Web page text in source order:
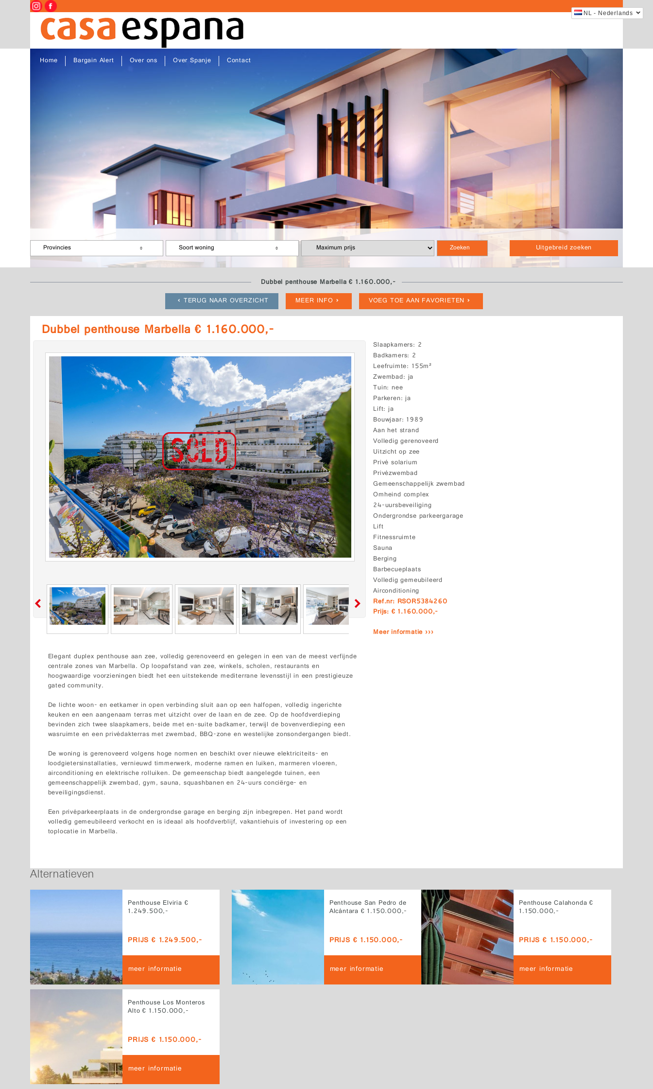
NL - Nederlands
Home Bargain Alert Over ons Over Spanje Contact
Uitgebreid zoeken
Provincies Soort woning
Dubbel penthouse Marbella € 1.160.000,-
TERUG NAAR OVERZICHT
MEER INFO VOEG TOE AAN FAVORIETEN
Dubbel penthouse Marbella € 1.160.000,-
Slaapkamers 2
Badkamers 2
Leefruimte 155m²
Zwembad ja
Tuin nee
Parkeren ja
Lift ja
Bouwjaar 1989
Aan het strand
Volledig gerenoveerd
Uitzicht op zee
Privé solarium
Privézwembad
Gemeenschappelijk zwembad
Omheind complex
24-uursbeveiliging
Ondergrondse parkeergarage
Lift
Fitnessruimte
Sauna
Berging
Barbecueplaats
Volledig gemeubileerd
Airconditioning
Ref.nr: RSOR5384260
Prijs: € 1.160.000,-
Meer informatie ›››
Elegant duplex penthouse aan zee, volledig gerenoveerd en gelegen in een van de meest verfijnde
centrale zones van Marbella. Op loopafstand van zee, winkels, scholen, restaurants en
hoogwaardige voorzieningen biedt het een uitstekende mediterrane levensstijl in een prestigieuze
gated community.
De lichte woon- en eetkamer in open verbinding sluit aan op een halfopen, volledig ingerichte
keuken en een aangenaam terras met uitzicht over de laan en de zee. Op de hoofdverdieping
bevinden zich twee slaapkamers, beide met en-suite badkamer, terwijl de bovenverdieping een
wasruimte en een privédakterras met zwembad, BBQ-zone en westelijke zonsondergangen biedt.
De woning is gerenoveerd volgens hoge normen en beschikt over nieuwe elektriciteits- en
loodgietersinstallaties, vernieuwd timmerwerk, moderne ramen en luiken, marmeren vloeren,
airconditioning en elektrische rolluiken. De gemeenschap biedt aangelegde tuinen, een
gemeenschappelijk zwembad, gym, sauna, squashbanen en 24-uurs conciërge- en
beveiligingsdienst.
Een privéparkeerplaats in de ondergrondse garage en berging zijn inbegrepen. Het pand wordt
volledig gemeubileerd verkocht en is ideaal als hoofdverblijf, vakantiehuis of investering op een
toplocatie in Marbella.
Alternatieven
Penthouse Elviria €
1.249.500,-
PRIJS € 1.249.500,-
meer informatie
Penthouse San Pedro de
Alcántara € 1.150.000,-
PRIJS € 1.150.000,-
meer informatie
Penthouse Calahonda €
1.150.000,-
PRIJS € 1.150.000,-
meer informatie
Penthouse Los Monteros
Alto € 1.150.000,-
PRIJS € 1.150.000,-
meer informatie